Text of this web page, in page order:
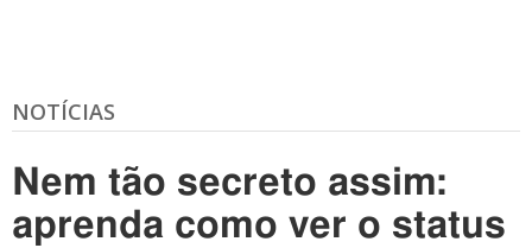
NOTÍCIAS
Nem tão secreto assim:
aprenda como ver o status